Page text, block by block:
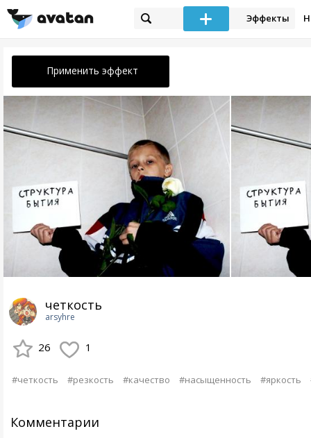
Эффекты
Применить эффект
четкость
arsyhre
26 1
#четкость #резкость #качество #насыщенность #яркость
Комментарии